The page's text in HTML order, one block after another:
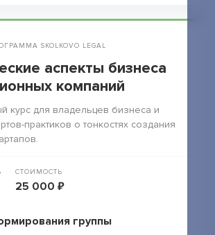
SKOLKOVO LEGAL
аспекты бизнеса
компаний
курс для владельцев бизнеса и
практиков о тонкостях создания
СТОИМОСТЬ
25 000 ₽
группы